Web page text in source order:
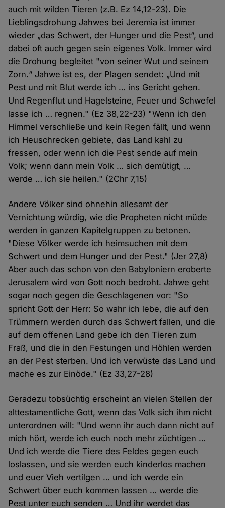
auch mit wilden Tieren (z.B. Ez 14,12-23). Die
Lieblingsdrohung Jahwes bei Jeremia ist immer
wieder „das Schwert, der Hunger und die Pest“, und
dabei oft auch gegen sein eigenes Volk. Immer wird
die Drohung begleitet "von seiner Wut und seinem
Zorn.“ Jahwe ist es, der Plagen sendet: „Und mit
Pest und mit Blut werde ich … ins Gericht gehen.
Und Regenflut und Hagelsteine, Feuer und Schwefel
lasse ich … regnen." (Ez 38,22-23) "Wenn ich den
Himmel verschließe und kein Regen fällt, und wenn
ich Heuschrecken gebiete, das Land kahl zu
fressen, oder wenn ich die Pest sende auf mein
Volk; wenn dann mein Volk … sich demütigt, …
werde … ich sie heilen." (2Chr 7,15)
Andere Völker sind ohnehin allesamt der
Vernichtung würdig, wie die Propheten nicht müde
werden in ganzen Kapitelgruppen zu betonen.
"Diese Völker werde ich heimsuchen mit dem
Schwert und dem Hunger und der Pest." (Jer 27,8)
Aber auch das schon von den Babyloniern eroberte
Jerusalem wird von Gott noch bedroht. Jahwe geht
sogar noch gegen die Geschlagenen vor: "So
spricht Gott der Herr: So wahr ich lebe, die auf den
Trümmern werden durch das Schwert fallen, und die
auf dem offenen Land gebe ich den Tieren zum
Fraß, und die in den Festungen und Höhlen werden
an der Pest sterben. Und ich verwüste das Land und
mache es zur Einöde." (Ez 33,27-28)
Geradezu tobsüchtig erscheint an vielen Stellen der
alttestamentliche Gott, wenn das Volk sich ihm nicht
unterordnen will: "Und wenn ihr auch dann nicht auf
mich hört, werde ich euch noch mehr züchtigen …
Und ich werde die Tiere des Feldes gegen euch
loslassen, und sie werden euch kinderlos machen
und euer Vieh vertilgen … und ich werde ein
Schwert über euch kommen lassen … werde die
Pest unter euch senden … Und ihr werdet das